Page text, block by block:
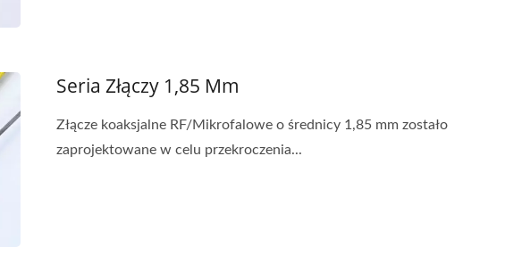
Seria Złączy 1,85 Mm
Złącze koaksjalne RF/Mikrofalowe o średnicy 1,85 mm zostało
zaprojektowane w celu przekroczenia...